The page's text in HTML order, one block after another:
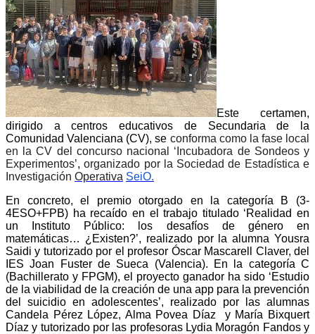
Este certamen,
dirigido a centros educativos de Secundaria de la
Comunidad Valenciana (CV), se conforma como la fase local
en la CV del concurso nacional ‘Incubadora de Sondeos y
Experimentos’, organizado por la Sociedad de Estadística e
Investigación Operativa SeiO.
En concreto, el premio otorgado en la categoría B (3-
4ESO+FPB) ha recaído en el trabajo titulado ‘Realidad en
un Instituto Público: los desafíos de género en
matemáticas… ¿Existen?’, realizado por la alumna Yousra
Saidi y tutorizado por el profesor Óscar Mascarell Claver, del
IES Joan Fuster de Sueca (Valencia). En la categoría C
(Bachillerato y FPGM), el proyecto ganador ha sido ‘Estudio
de la viabilidad de la creación de una app para la prevención
del suicidio en adolescentes’, realizado por las alumnas
Candela Pérez López, Alma Povea Díaz y María Bixquert
Díaz y tutorizado por las profesoras Lydia Moragón Fandos y